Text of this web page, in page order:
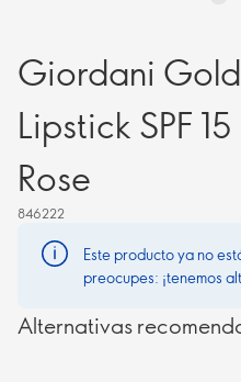
Giordani
Lipstick SPF
Rose
846222
Este producto ya no
preocupes: ¡tenemos
Alternativas